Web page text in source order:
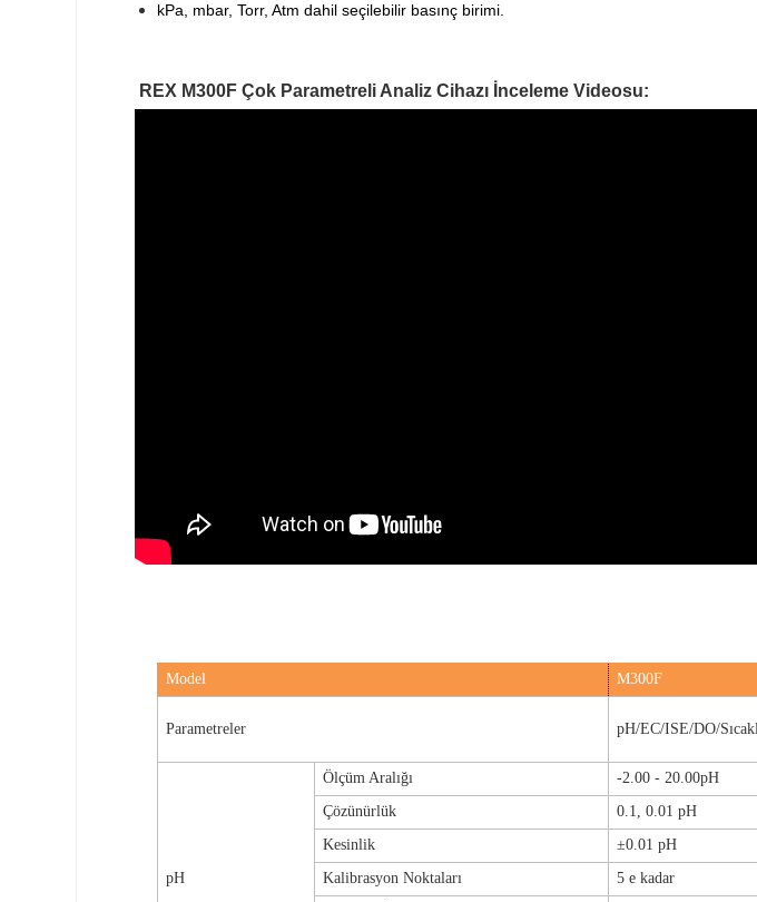
kPa, mbar, Torr, Atm dahil seçilebilir basınç birimi.
REX M300F Çok Parametreli Analiz Cihazı İnceleme Videosu:
Model M300F
Parametreler pH/EC/ISE/DO/
pH
Ölçüm Aralığı
-2.00 - 20.00pH
Çözünürlük
0.1, 0.01 pH
Kesinlik
±0.01 pH
Kalibrasyon Noktaları
5 e kadar